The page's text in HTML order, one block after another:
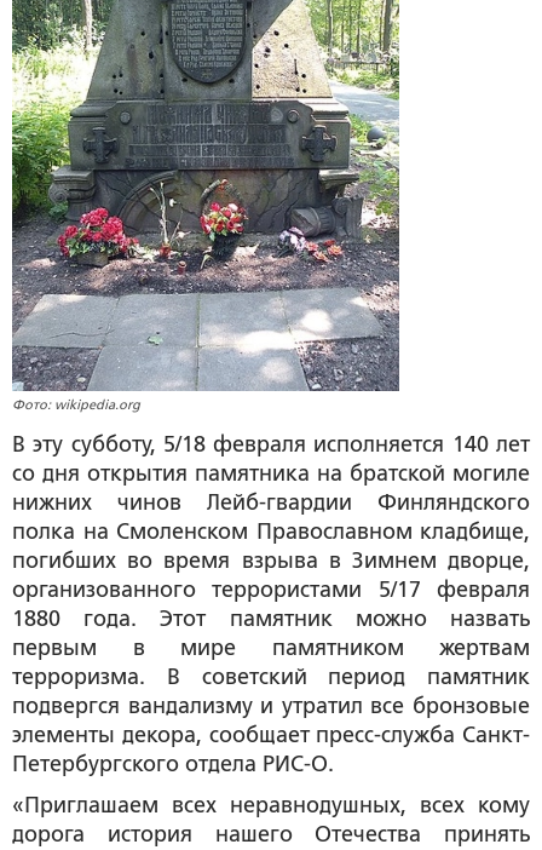
Фото: wikipedia.org
В эту субботу, 5/18 февраля исполняется 140 лет
со дня открытия памятника на братской могиле
нижних чинов Лейб-гвардии Финляндского
полка на Смоленском Православном кладбище,
погибших во время взрыва в Зимнем дворце,
организованного террористами 5/17 февраля
1880 года. Этот памятник можно назвать
первым в мире памятником жертвам
терроризма. В советский период памятник
подвергся вандализму и утратил все бронзовые
элементы декора, сообщает пресс-служба Санкт-
Петербургского отдела РИС-О.
«Приглашаем всех неравнодушных, всех кому
дорога история нашего Отечества принять